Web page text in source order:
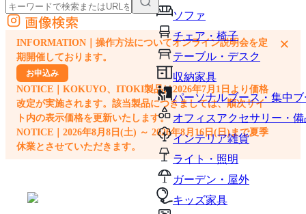
ソファ
チェア・椅子
テーブル・デスク
収納家具
パーソナルブース・集中
オフィスアクセサリー・備
インテリア雑貨
ライト・照明
ガーデン・屋外
キッズ家具
外部サイトの商品をカートに追加
他のサイトで見つけた商品ページのURLを貼り付けて、カートに追加できます
画像検索
INFORMATION｜操作方法についてオンライン説明会を定
期開催しております。
お申込み
NOTICE｜KOKUYO、ITOKI製品は2026年7月1日より価格
改定が実施されます。該当製品につきましては、順次サイ
ト内の表示価格を更新いたします。
NOTICE｜2026年8月8日(土) ～ 2026年8月16日(日)まで夏季
休業とさせていただきます。
×